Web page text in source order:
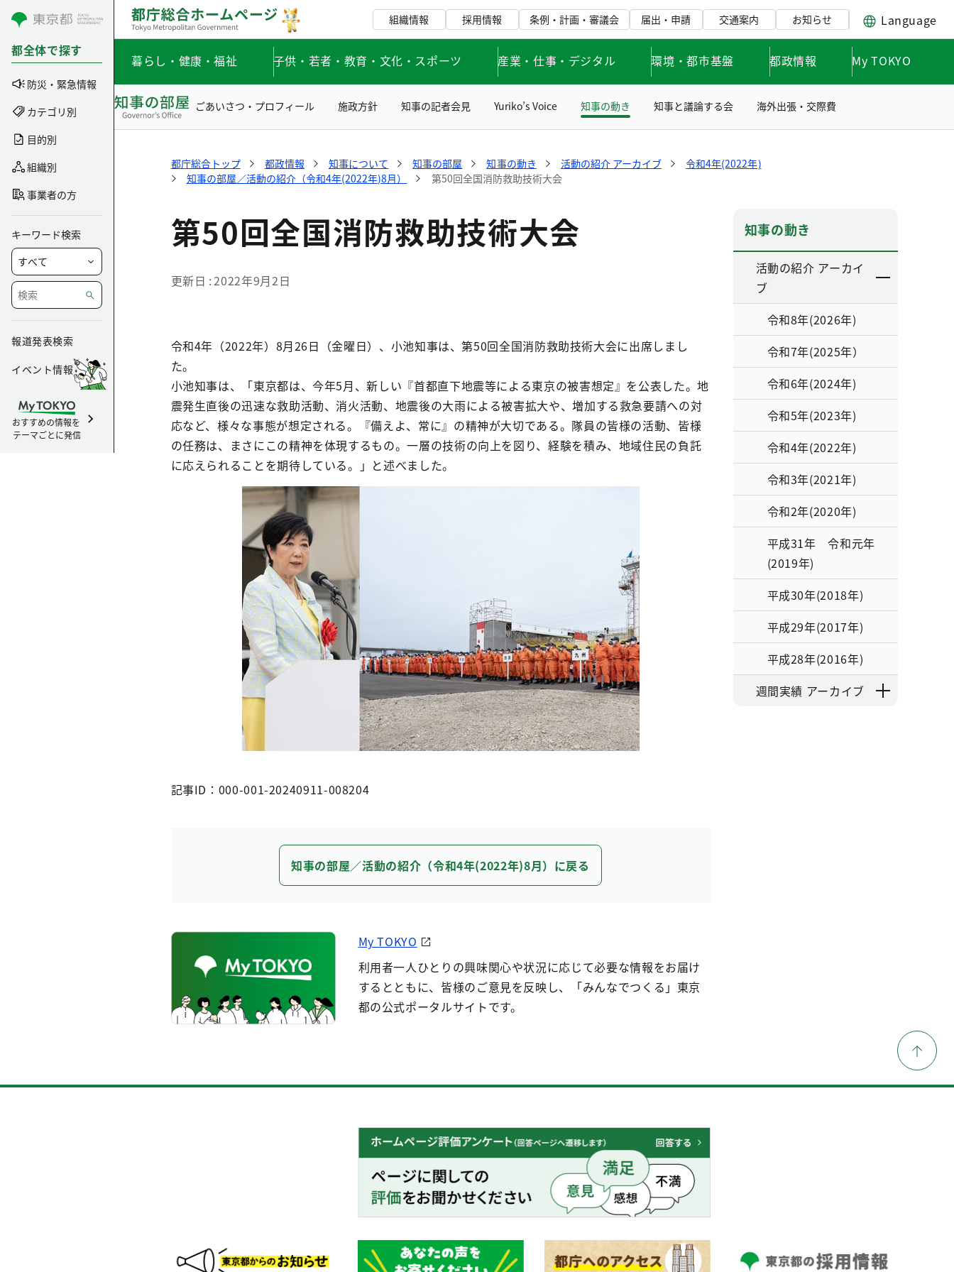
コンテンツにスキップ
都全体で探す
防災・緊急情報
カテゴリ別
目的別
組織別
事業者の方
キーワード検索
報道発表検索
イベント情報
おすすめの情報を
テーマごとに発信
組織情報 採用情報 条例・計画・審議会 届出・申請 交通案内 お知らせ Language
暮らし・健康・福祉 子供・若者・教育・文化・スポーツ 産業・仕事・デジタル 環境・都市基盤 都政情報 My TOKYO
ごあいさつ・プロフィール 施政方針 知事の記者会見 Yuriko’s Voice 知事の動き 知事と議論する会 海外出張・交際費
都庁総合トップ 都政情報 知事について 知事の部屋 知事の動き 活動の紹介 アーカイブ
令和4年(2022年)
知事の部屋／活動の紹介（令和4年(2022年)8月）
第50回全国消防救助技術大会
第50回全国消防救助技術大会
更新日 2022年9月2日
令和4年（2022年）8月26日（金曜日）、小池知事は、第50回全国消防救助技術大会に出席しまし
た。
小池知事は、「東京都は、今年5月、新しい『首都直下地震等による東京の被害想定』を公表した。地
震発生直後の迅速な救助活動、消火活動、地震後の大雨による被害拡大や、増加する救急要請への対
応など、様々な事態が想定される。『備えよ、常に』の精神が大切である。隊員の皆様の活動、皆様
の任務は、まさにこの精神を体現するもの。一層の技術の向上を図り、経験を積み、地域住民の負託
に応えられることを期待している。」と述べました。
記事ID：000-001-20240911-008204
知事の部屋／活動の紹介（令和4年(2022年)8月）に戻る
My TOKYO
利用者一人ひとりの興味関心や状況に応じて必要な情報をお届け
するとともに、皆様のご意見を反映し、「みんなでつくる」東京
都の公式ポータルサイトです。
知事の動き
活動の紹介 アーカイ
ブ
令和8年(2026年)
令和7年(2025年）
令和6年(2024年)
令和5年(2023年)
令和4年(2022年)
令和3年(2021年)
令和2年(2020年)
平成31年 令和元年
(2019年)
平成30年(2018年)
平成29年(2017年)
平成28年(2016年)
週間実績 アーカイブ